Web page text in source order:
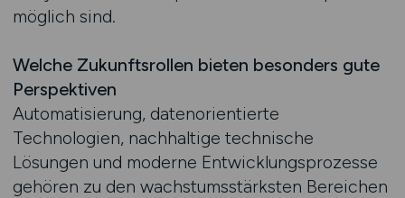
möglich sind.
Welche Zukunftsrollen bieten besonders gute
Perspektiven
Automatisierung, datenorientierte
Technologien, nachhaltige technische
Lösungen und moderne Entwicklungsprozesse
gehören zu den wachstumsstärksten Bereichen